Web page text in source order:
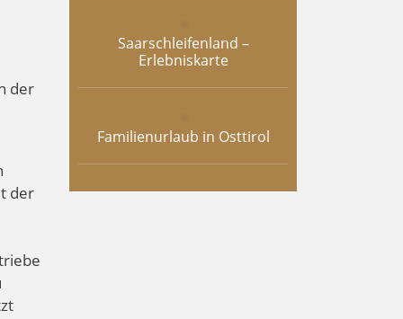
der
der
Saarschleifenland –
Erlebniskarte
Familienurlaub in Osttirol